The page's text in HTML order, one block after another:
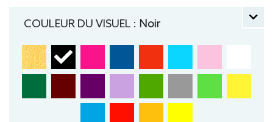
latérales.
Homme, Col rond, Bio / Organic, B&C
COULEUR DU VISUEL : Noir